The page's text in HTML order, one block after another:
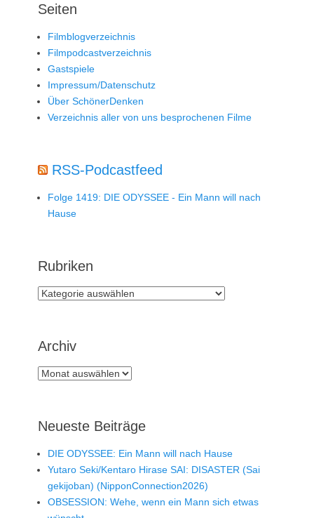
Seiten
Filmblogverzeichnis
Filmpodcastverzeichnis
Gastspiele
Impressum/Datenschutz
Über SchönerDenken
Verzeichnis aller von uns besprochenen Filme
RSS-Podcastfeed
Folge 1419: DIE ODYSSEE - Ein Mann will nach
Hause
Rubriken
Rubriken
Archiv
Archiv
Neueste Beiträge
DIE ODYSSEE: Ein Mann will nach Hause
Yutaro Seki/Kentaro Hirase SAI: DISASTER (Sai
gekijoban) (NipponConnection2026)
OBSESSION: Wehe, wenn ein Mann sich etwas